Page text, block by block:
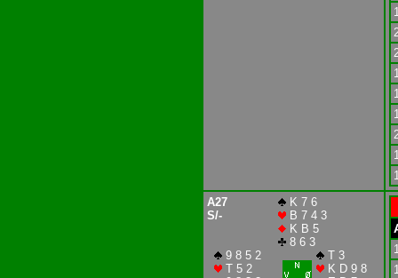
A27
S/-
K 7 6
B 7 4 3
K B 5
8 6 3
9 8 5 2
T 5 2
T 3
K D 9 8